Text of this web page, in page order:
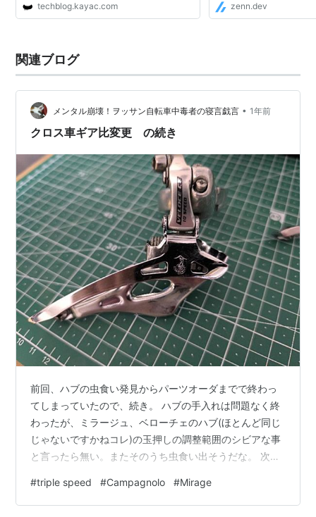
techblog.kayac.com zenn.dev
関連ブログ
メンタル崩壊！ヲッサン自転車中毒者の寝言戯言 • 1年前
クロス車ギア比変更 の続き
前回、ハブの虫食い発見からパーツオーダまでで終わっ
てしまっていたので、続き。 ハブの手入れは問題なく終
わったが、ミラージュ、ベローチェのハブ(ほとんど同じ
じゃないですかねコレ)の玉押しの調整範囲のシビアな事
と言ったら無い。またそのうち虫食い出そうだな。 次回
の目的フロント3段化ですが、もうあまり部品出回ってい
ないんですね、PCD74だったかな、結構苦労して探し出
#triple speed #Campagnolo #Mirage